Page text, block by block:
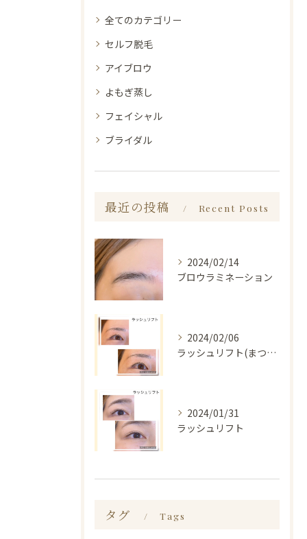
全てのカテゴリー
セルフ脱毛
アイブロウ
よもぎ蒸し
フェイシャル
ブライダル
最近の投稿 Recent Posts
2024/02/14
ブロウラミネーション
2024/02/06
ラッシュリフト(まつ毛パーマ)
2024/01/31
ラッシュリフト
タグ Tags